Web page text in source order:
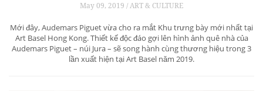
May 09, 2019 / ART & CULTURE
Mới đây, Audemars Piguet vừa cho ra mắt Khu trưng bày mới nhất tại
Art Basel Hong Kong. Thiết kế độc đáo gợi lên hình ảnh quê nhà của
Audemars Piguet – núi Jura – sẽ song hành cùng thương hiệu trong 3
lần xuất hiện tại Art Basel năm 2019.